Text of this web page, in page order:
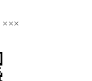
×××